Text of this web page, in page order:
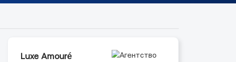
Luxe Amouré